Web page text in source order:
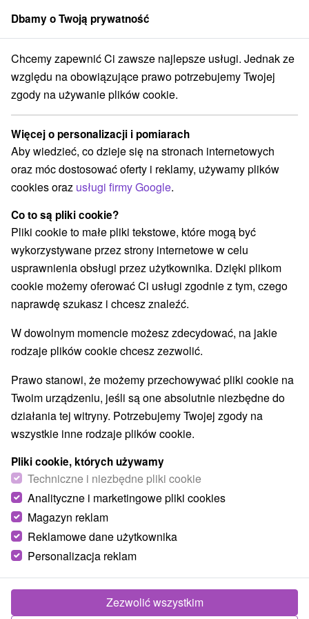
członek grupySorger
Slovensko Žilinský kraj Jasná Chalets Jasná Collection ****
Specjalne oferty - Chalets Jasná
Collection★★★★
Jasná
Przejdź do lokalizacji
O URZĄDZENIA SPECJALNE OFERTY OPINIE
LokalizacjaStredné Slovensko, Žilinský kraj, Jasná
Zadzwoń do nas - +421 2 21 02 57 57
TIP
Akcia
Luksusowy apartament górski w Jasnej:
aquaparki w cenie
Chalets Jasná Collection★★★★
Dbamy o Twoją prywatność
Chcemy zapewnić Ci zawsze najlepsze usługi. Jednak ze
względu na obowiązujące prawo potrzebujemy Twojej
zgody na używanie plików cookie.
Więcej o personalizacji i pomiarach
Aby wiedzieć, co dzieje się na stronach internetowych
oraz móc dostosować oferty i reklamy, używamy plików
cookies oraz usługi firmy Google.
Co to są pliki cookie?
Pliki cookie to małe pliki tekstowe, które mogą być
wykorzystywane przez strony internetowe w celu
usprawnienia obsługi przez użytkownika. Dzięki plikom
cookie możemy oferować Ci usługi zgodnie z tym, czego
naprawdę szukasz i chcesz znaleźć.
W dowolnym momencie możesz zdecydować, na jakie
rodzaje plików cookie chcesz zezwolić.
Prawo stanowi, że możemy przechowywać pliki cookie na
Twoim urządzeniu, jeśli są one absolutnie niezbędne do
działania tej witryny. Potrzebujemy Twojej zgody na
wszystkie inne rodzaje plików cookie.
Pliki cookie, których używamy
Techniczne i niezbędne pliki cookie
Analityczne i marketingowe pliki cookies
Magazyn reklam
Reklamowe dane użytkownika
Personalizacja reklam
Zezwolić wszystkim